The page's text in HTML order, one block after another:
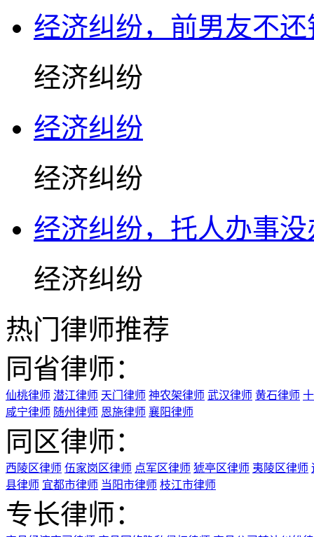
经济纠纷，前男友不还
经济纠纷
经济纠纷
经济纠纷
经济纠纷，托人办事
经济纠纷
热门律师推荐
同省律师：
仙桃律师 潜江律师 天门律师 神农架律师 武汉律师 黄石律师
咸宁律师 随州律师 恩施律师 襄阳律师
同区律师：
西陵区律师 伍家岗区律师 点军区律师 猇亭区律师 夷陵区律师
县律师 宜都市律师 当阳市律师 枝江市律师
专长律师：